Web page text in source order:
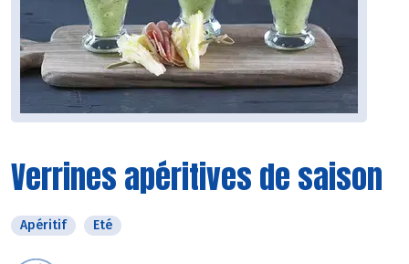
Verrines apéritives de saison
Apéritif Eté